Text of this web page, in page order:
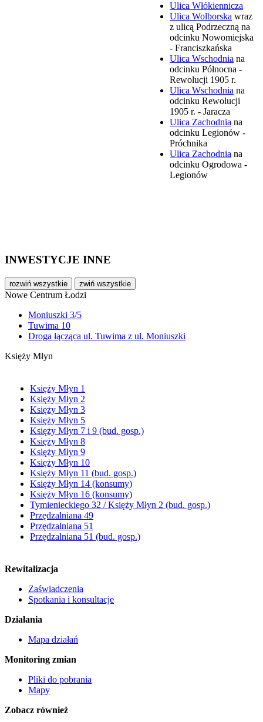
Ulica Włókiennicza
Ulica Wolborska wraz
z ulicą Podrzeczną na
odcinku Nowomiejska
- Franciszkańska
Ulica Wschodnia na
odcinku Północna -
Rewolucji 1905 r.
Ulica Wschodnia na
odcinku Rewolucji
1905 r. - Jaracza
Ulica Zachodnia na
odcinku Legionów -
Próchnika
Ulica Zachodnia na
odcinku Ogrodowa -
Legionów
INWESTYCJE INNE
rozwiń wszystkie zwiń wszystkie
Nowe Centrum Łodzi
Moniuszki 3/5
Tuwima 10
Droga łącząca ul. Tuwima z ul. Moniuszki
Księży Młyn
Księży Młyn 1
Księży Młyn 2
Księży Młyn 3
Księży Młyn 5
Księży Młyn 7 i 9 (bud. gosp.)
Księży Młyn 8
Księży Młyn 9
Księży Młyn 10
Księży Młyn 11 (bud. gosp.)
Księży Młyn 14 (konsumy)
Księży Młyn 16 (konsumy)
Tymienieckiego 32 / Księży Młyn 2 (bud. gosp.)
Przędzalniana 49
Przędzalniana 51
Przędzalniana 51 (bud. gosp.)
Rewitalizacja
Zaświadczenia
Spotkania i konsultacje
Działania
Mapa działań
Monitoring zmian
Pliki do pobrania
Mapy
Zobacz również